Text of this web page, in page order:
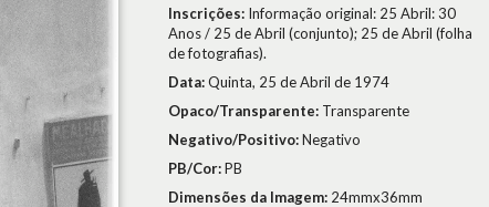
Inscrições: Informação original: 25 Abril: 30
Anos / 25 de Abril (conjunto); 25 de Abril (folha
de fotografias).
Data:Quinta, 25 de Abril de 1974
Opaco/Transparente: Transparente
Negativo/Positivo:Negativo
PB/Cor:PB
Dimensões da Imagem: 24mmx36mm